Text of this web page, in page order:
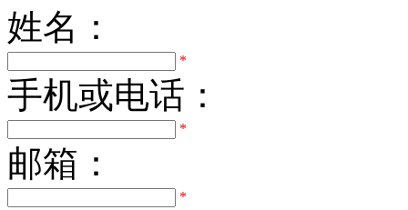
姓名：
*
手机或电话：
*
邮箱：
*